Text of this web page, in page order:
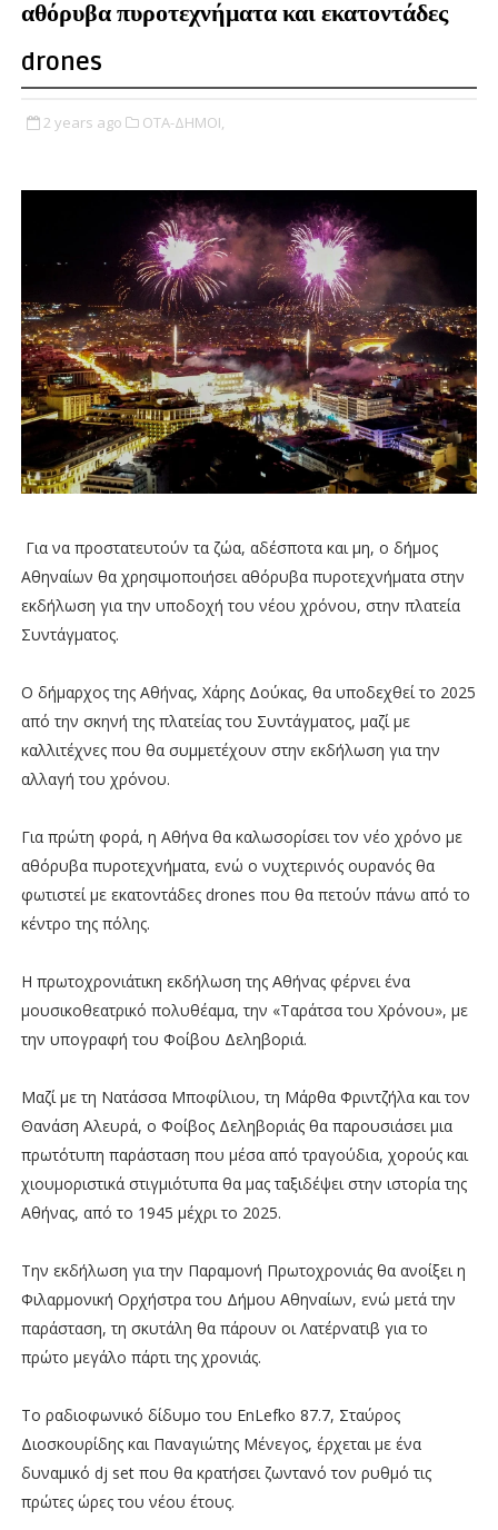
αθόρυβα πυροτεχνήματα και εκατοντάδες
drones
2 years ago ΟΤΑ-ΔΗΜΟΙ,
Για να προστατευτούν τα ζώα, αδέσποτα και μη, ο δήμος
Αθηναίων θα χρησιμοποιήσει αθόρυβα πυροτεχνήματα στην
εκδήλωση για την υποδοχή του νέου χρόνου, στην πλατεία
Συντάγματος.
Ο δήμαρχος της Αθήνας, Χάρης Δούκας, θα υποδεχθεί το 2025
από την σκηνή της πλατείας του Συντάγματος, μαζί με
καλλιτέχνες που θα συμμετέχουν στην εκδήλωση για την
αλλαγή του χρόνου.
Για πρώτη φορά, η Αθήνα θα καλωσορίσει τον νέο χρόνο με
αθόρυβα πυροτεχνήματα, ενώ ο νυχτερινός ουρανός θα
φωτιστεί με εκατοντάδες drones που θα πετούν πάνω από το
κέντρο της πόλης.
H πρωτοχρονιάτικη εκδήλωση της Aθήνας φέρνει ένα
μουσικοθεατρικό πολυθέαμα, την «Ταράτσα του Χρόνου», με
την υπογραφή του Φοίβου Δεληβοριά.
Μαζί με τη Νατάσσα Μποφίλιου, τη Μάρθα Φριντζήλα και τον
Θανάση Αλευρά, ο Φοίβος Δεληβοριάς θα παρουσιάσει μια
πρωτότυπη παράσταση που μέσα από τραγούδια, χορούς και
χιουμοριστικά στιγμιότυπα θα μας ταξιδέψει στην ιστορία της
Αθήνας, από το 1945 μέχρι το 2025.
Την εκδήλωση για την Παραμονή Πρωτοχρονιάς θα ανοίξει η
Φιλαρμονική Ορχήστρα του Δήμου Αθηναίων, ενώ μετά την
παράσταση, τη σκυτάλη θα πάρουν οι Λατέρνατιβ για το
πρώτο μεγάλο πάρτι της χρονιάς.
Το ραδιοφωνικό δίδυμο του EnLefko 87.7, Σταύρος
Διοσκουρίδης και Παναγιώτης Μένεγος, έρχεται με ένα
δυναμικό dj set που θα κρατήσει ζωντανό τον ρυθμό τις
πρώτες ώρες του νέου έτους.